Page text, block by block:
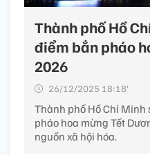
Thành phố Hồ
điểm bắn pháo
2026
26/12/2025 18:18’
Thành phố Hồ Chí Minh
pháo hoa mừng Tết
nguồn xã hội hóa.